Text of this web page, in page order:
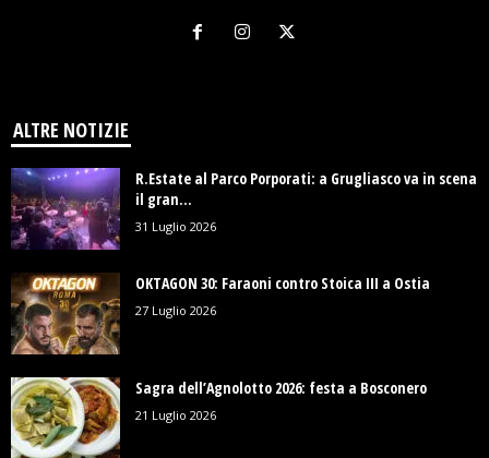
ALTRE NOTIZIE
R.Estate al Parco Porporati: a Grugliasco va in scena
il gran...
31 Luglio 2026
OKTAGON 30: Faraoni contro Stoica III a Ostia
27 Luglio 2026
Sagra dell’Agnolotto 2026: festa a Bosconero
21 Luglio 2026